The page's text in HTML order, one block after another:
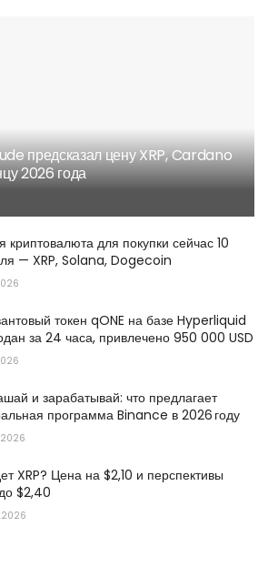
предсказал цену XRP, Cardano
2026 года
криптовалюта для покупки сейчас 10
— XRP, Solana, Dogecoin
токен qONE на базе Hyperliquid
за 24 часа, привлечено 950 000 USD
и зарабатывай: что предлагает
программа Binance в 2026 году
XRP? Цена на $2,10 и перспективы
$2,40